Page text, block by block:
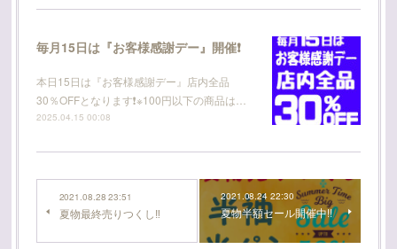
毎月15日は『お客様感謝デー』開催❗
本日15日は『お客様感謝デー』店内全品
30％OFFとなります❗※100円以下の商品は…
2025.04.15 00:08
2021.08.28 23:51
夏物最終売りつくし‼️
2021.08.24 22:30
夏物半額セール開催中!!